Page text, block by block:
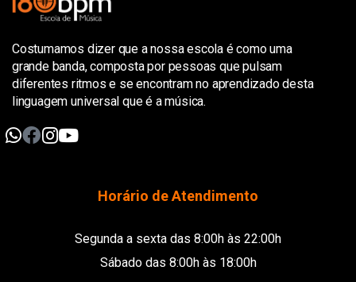
Costumamos dizer que a nossa escola é como uma
grande banda, composta por pessoas que pulsam
diferentes ritmos e se encontram no aprendizado desta
linguagem universal que é a música.
Horário de Atendimento
Segunda a sexta das 8:00h às 22:00h
Sábado das 8:00h às 18:00h